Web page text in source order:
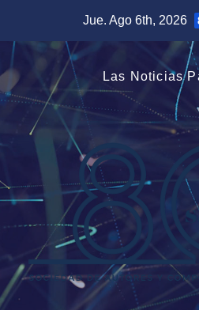
contenido
Jue. Ago 6th, 2026
Las Noticias